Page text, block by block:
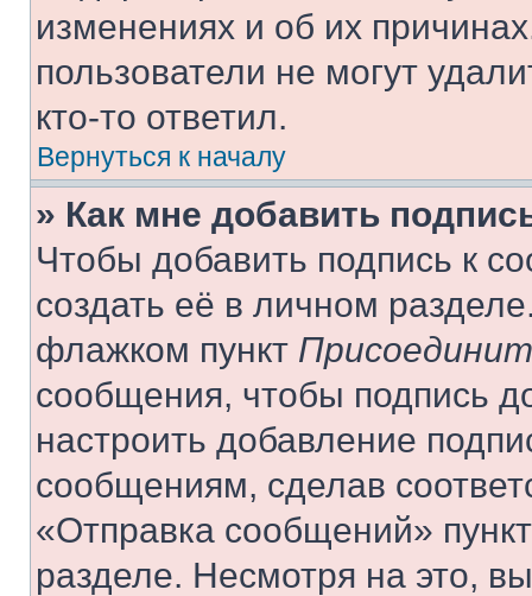
изменениях и об их
пользователи не могут
кто-то ответил.
Вернуться к началу
» Как мне добавить
Чтобы добавить подпись к
создать её в личном
флажком пункт
сообщения, чтобы подпись
настроить добавление
сообщениям, сделав
«Отправка сообщений»
разделе. Несмотря на это,